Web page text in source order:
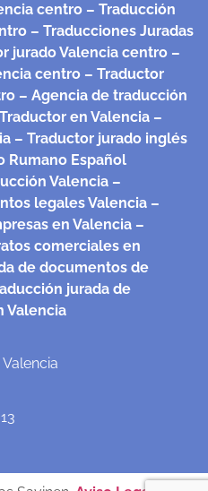
centro – Traducción
– Traducciones Juradas
jurado Valencia centro –
centro – Traductor
– Agencia de traducción
en Valencia –
– Traductor jurado inglés
Rumano Español
Valencia –
legales Valencia –
en Valencia –
comerciales en
de documentos de
jurada de
Valencia